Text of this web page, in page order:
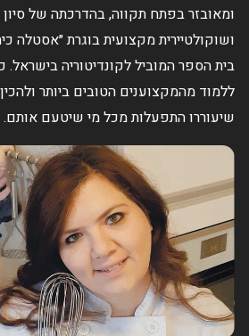
ומאובזר בפתח תקווה, בהדרכתה של סיון
ושוקולטיירית מקצועית בוגרת ״אסטלה
בית הספר המוביל לקונדיטוריה בישראל.
ללמוד מהמקצוענים הטובים ביותר
שיעוררו התפעלות מכל מי שיטעם אותם.